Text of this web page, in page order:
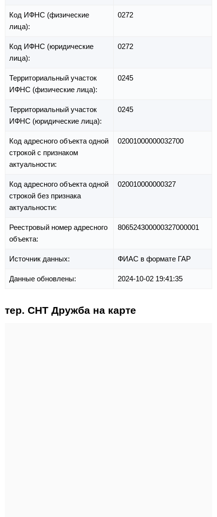
Код ИФНС (физические
лица):
0272
Код ИФНС (юридические
лица):
0272
Территориальный участок
ИФНС (физические лица):
0245
Территориальный участок
ИФНС (юридические лица):
0245
Код адресного объекта одной
строкой с признаком
актуальности:
02001000000032700
Код адресного объекта одной
строкой без признака
актуальности:
020010000000327
Реестровый номер адресного
объекта:
806524300000327000001
Источник данных: ФИАС в формате ГАР
Данные обновлены: 2024-10-02 19:41:35
тер. СНТ Дружба на карте